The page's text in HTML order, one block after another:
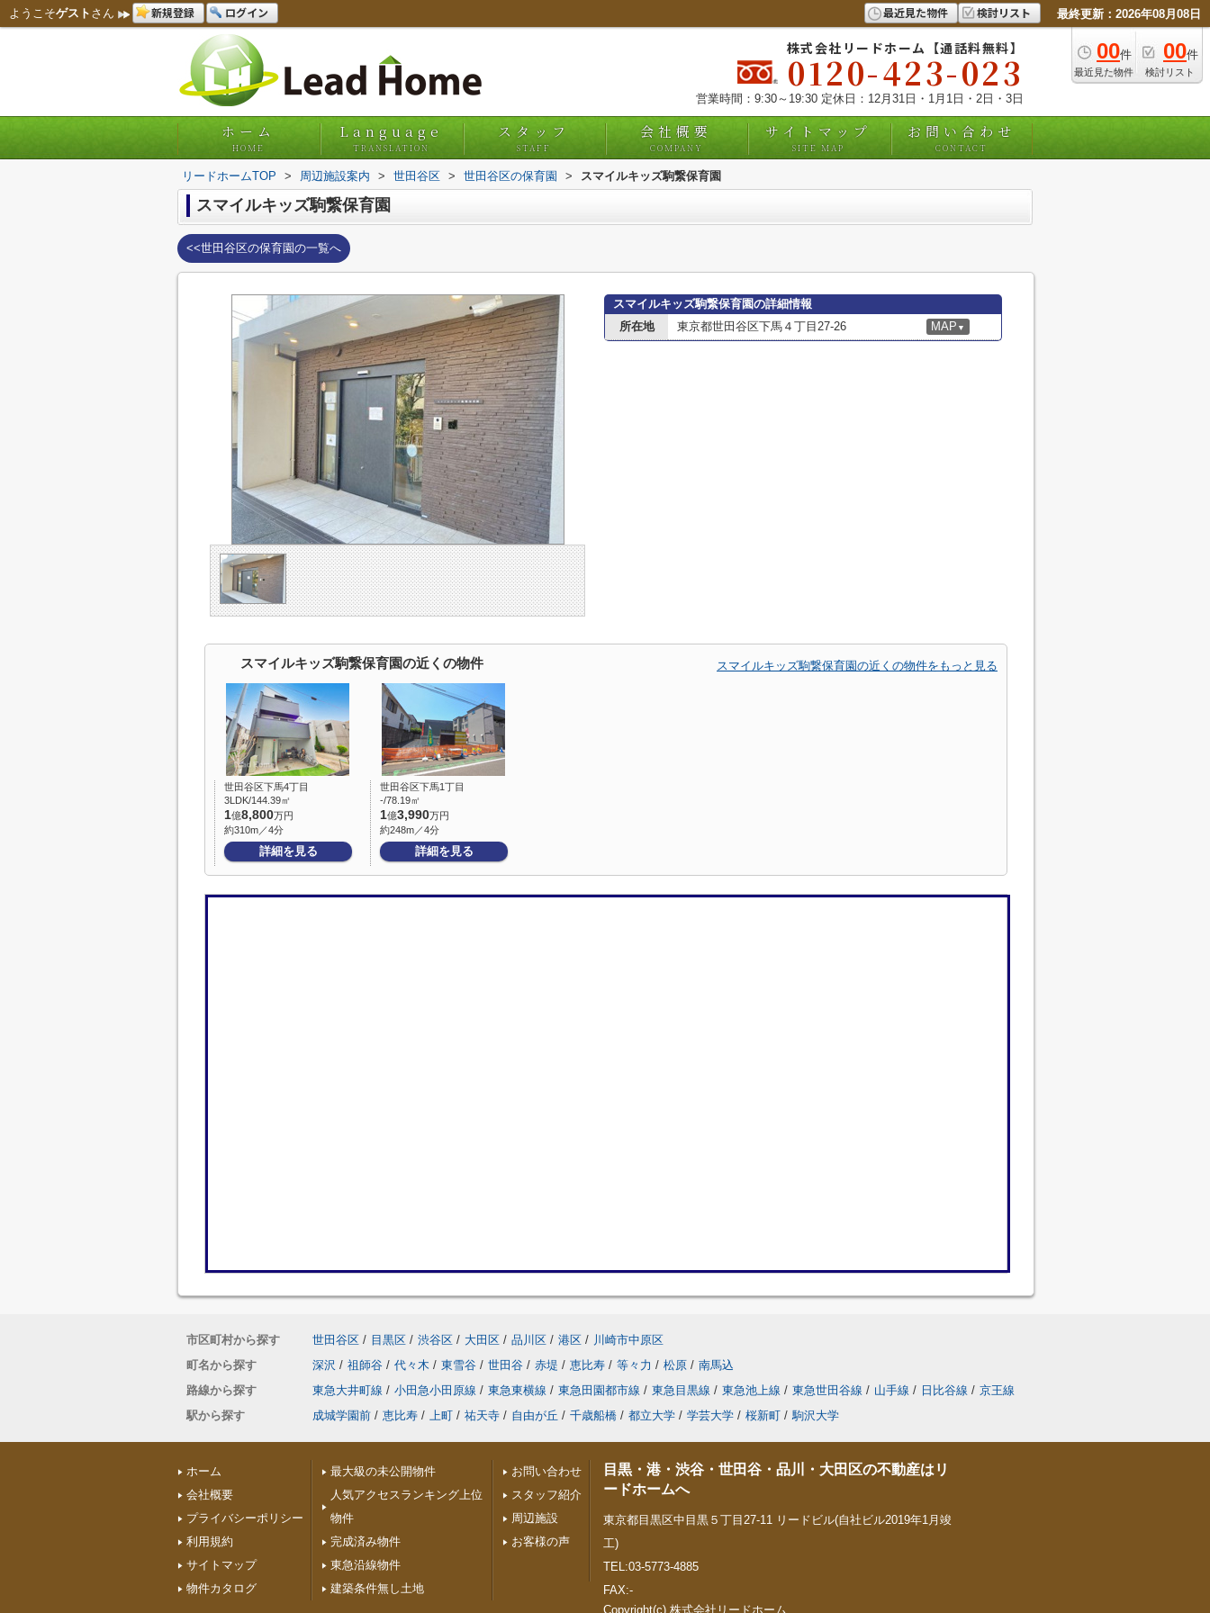
ようこそゲスト さん 新規登録 ログイン 最近見た物件 検討リスト 最終更新：2026年08月08日
00件
最近見た物件
00件
検討リスト
株式会社リードホーム【通話料無料】
0120-423-023
営業時間：9:30～19:30 定休日：12月31日・1月1日・2日・3日
ホーム
HOME
Language
TRANSLATION
スタッフ
STAFF
会社概要
COMPANY
サイトマップ
SITE MAP
お問い合わせ
CONTACT
リードホームTOP > 周辺施設案内 > 世田谷区 > 世田谷区の保育園 > スマイルキッズ駒繋保育園
スマイルキッズ駒繋保育園
<<世田谷区の保育園の一覧へ
スマイルキッズ駒繋保育園の詳細情報
所在地
東京都世田谷区下馬４丁目27-26 MAP ▼
スマイルキッズ駒繋保育園の近くの物件 スマイルキッズ駒繋保育園の近くの物件をもっと見る
世田谷区下馬4丁目
3LDK/144.39㎡
1億8,800万円
約310m／4分
詳細を見る
世田谷区下馬1丁目
-/78.19㎡
1億3,990万円
約248m／4分
詳細を見る
市区町村から探す 世田谷区 / 目黒区 / 渋谷区 / 大田区 / 品川区 / 港区 / 川崎市中原区
町名から探す
深沢 / 祖師谷 / 代々木 / 東雪谷 / 世田谷 / 赤堤 / 恵比寿 / 等々力 / 松原 / 南馬込
路線から探す
東急大井町線 / 小田急小田原線 / 東急東横線 / 東急田園都市線 / 東急目黒線 / 東急池上線 / 東急世田谷線 / 山手線 / 日比谷線 / 京王線
駅から探す
成城学園前 / 恵比寿 / 上町 / 祐天寺 / 自由が丘 / 千歳船橋 / 都立大学 / 学芸大学 / 桜新町 / 駒沢大学
ホーム
会社概要
プライバシーポリシー
利用規約
サイトマップ
物件カタログ
最大級の未公開物件
人気アクセスランキング上位
物件
完成済み物件
東急沿線物件
建築条件無し土地
お問い合わせ
スタッフ紹介
周辺施設
お客様の声
目黒・港・渋谷・世田谷・品川・大田区の不動産はリ
ードホームへ
東京都目黒区中目黒５丁目27-11 リードビル(自社ビル2019年1月竣
工)
TEL:03-5773-4885
FAX:-
Copyright(c) 株式会社リードホーム